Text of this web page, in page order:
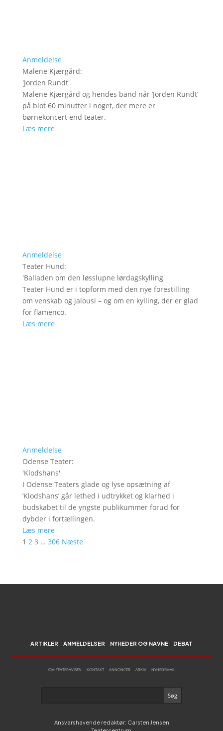
Anmeldelse
Malene Kjærgård:
'Jorden Rundt'
Malene Kjærgård og hendes band når ’Jorden Rundt’
på blot 60 minutter i noget, der mere er
børnekoncert end teater.
Læs mere
Anmeldelse
Teater Hund:
'Balladen om den løsslupne lørdagskylling'
Teater Hund er i topform med den nye forestilling
om venskab og jalousi – og om en kylling, der er glad
for flamenco.
Læs mere
Anmeldelse
Odense Teater:
'Klodshans'
I Odense Teaters glade og lyse opsætning af
’Klodshans’ går lethed i udtrykket og klarhed i
budskabet til de yngste publikummer forud for
dybder i fortællingen.
Læs mere
1 2 3 … 306 Næste
ARTIKLER ANMELDELSER NYHEDER OG NAVNE DEBAT
OM TEATERAVISEN KONTAKT ANNONCER ARKIV NYHEDSMAIL
Ansvarshavende redaktør: Carsten Jensen